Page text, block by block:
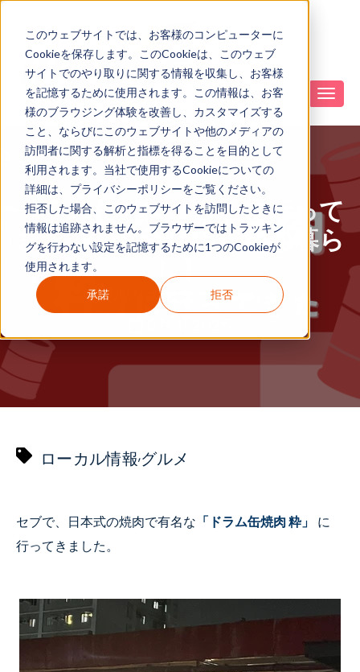
このウェブサイトでは、お客様のコンピューターに
Cookieを保存します。このCookieは、このウェブ
サイトでのやり取りに関する情報を収集し、お客様
を記憶するために使用されます。この情報は、お客
様のブラウジング体験を改善し、カスタマイズする
こと、ならびにこのウェブサイトや他のメディアの
訪問者に関する解析と指標を得ることを目的として
利用されます。当社で使用するCookieについての
詳細は、プライバシーポリシーをご覧ください。
拒否した場合、このウェブサイトを訪問したときに
情報は追跡されません。ブラウザーではトラッキン
グを行わない設定を記憶するために1つのCookieが
使用されます。
承諾 拒否
ドラム缶焼肉「粋」に行って
きた【知りたい！現地の暮ら
し】
現地リポーター チーム
ローカル情報,グルメ
セブで、日本式の焼肉で有名な 「ドラム缶焼肉 粋」 に
行ってきました。